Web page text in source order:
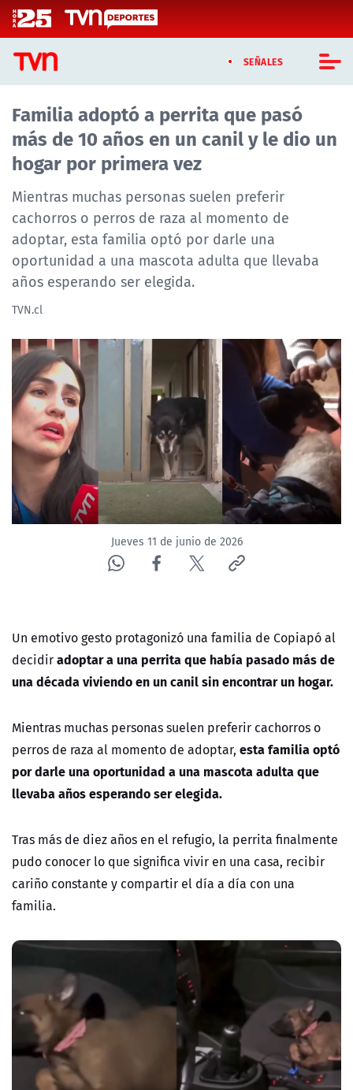
Click acá para ir directamente al contenido
SEÑALES
CASTING MASTERCHEF CHILE
CASTING TVN VERTICAL
TVN VERTICAL
TVN PLAY
PROGRAMAS
TELESERIES
NTV
ACTUALIDAD Y TENDENCIAS
CORPORATIVO Y TRANSPARENCIA
CANAL DE DENUNCIAS
ÁREA DE PROYECTOS
Familia adoptó a perrita que pasó
más de 10 años en un canil y le dio un
hogar por primera vez
Mientras muchas personas suelen preferir
cachorros o perros de raza al momento de
adoptar, esta familia optó por darle una
oportunidad a una mascota adulta que llevaba
años esperando ser elegida.
TVN.cl
Jueves 11 de junio de 2026
Un emotivo gesto protagonizó una familia de Copiapó al
decidiradoptar a una perrita que había pasado más de
una década viviendo en un canil sin encontrar un hogar.
Mientras muchas personas suelen preferir cachorros o
perros de raza al momento de adoptar, esta familia optó
por darle una oportunidad a una mascota adulta que
llevaba años esperando ser elegida.
Tras más de diez años en el refugio, la perrita finalmente
pudo conocer lo que significa vivir en una casa, recibir
cariño constante y compartir el día a día con una
familia.